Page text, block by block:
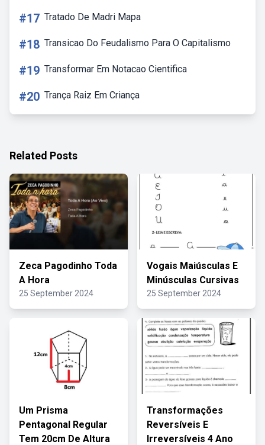
#17 Tratado De Madri Mapa
#18 Transicao Do Feudalismo Para O Capitalismo
#19 Transformar Em Notacao Cientifica
#20 Trança Raiz Em Criança
Related Posts
Zeca Pagodinho Toda
A Hora
25 September 2024
Vogais Maiúsculas E
Minúsculas Cursivas
25 September 2024
Um Prisma
Pentagonal Regular
Tem 20cm De Altura
Transformações
Reversíveis E
Irreversíveis 4 Ano